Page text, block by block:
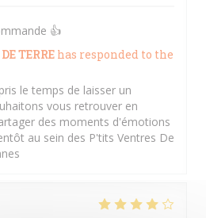
👍
TERRE has responded to the
le temps de laisser un
vous retrouver en
des moments d'émotions
au sein des P'tits Ventres De